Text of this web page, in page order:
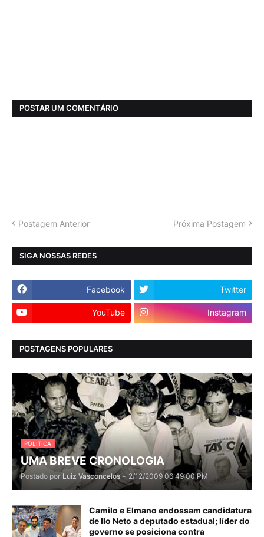
POSTAR UM COMENTÁRIO
Postagem Anterior Próxima Postagem
SIGA NOSSAS REDES
Facebook Twitter
YouTube Instagram
POSTAGENS POPULARES
POLITICA
UMA BREVE CRONOLOGIA
Postado por Luiz Vasconcelos - 2/12/2009 06:49:00 PM
Camilo e Elmano endossam candidatura
de Ilo Neto a deputado estadual; líder do
governo se posiciona contra